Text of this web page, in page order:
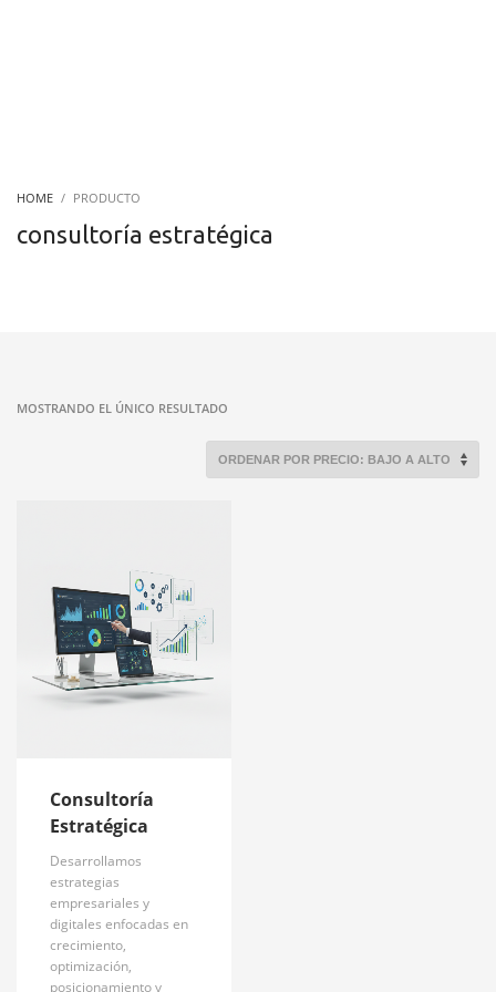
HOME PRODUCTO
consultoría estratégica
MOSTRANDO EL ÚNICO RESULTADO
Consultoría
Estratégica
Desarrollamos
estrategias
empresariales y
digitales enfocadas en
crecimiento,
optimización,
posicionamiento y